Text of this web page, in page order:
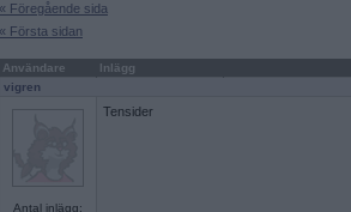
« Föregående sida
« Första sidan
Användare
Inlägg
vigren
Antal inlägg:
Tensider